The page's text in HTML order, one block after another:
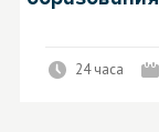
24 часа